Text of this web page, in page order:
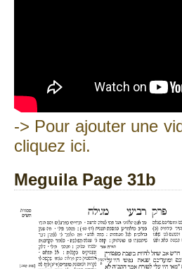
-> Pour ajouter une
cliquez ici.
Meguila Page 31b